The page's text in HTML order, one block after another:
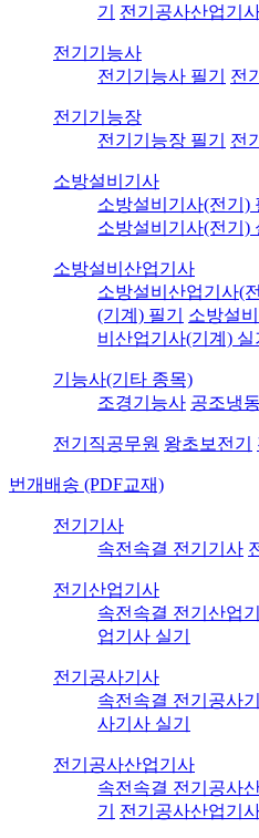
기
전기공사산업기사
전기기능사
전기기능사 필기
전
전기기능장
전기기능장 필기
전
소방설비기사
소방설비기사(전기)
소방설비기사(전기)
소방설비산업기사
소방설비산업기사(
(기계) 필기
소방설
비산업기사(기계) 실
기능사(기타 종목)
조경기능사 공조냉
전기직공무원 왕초보전기
번개배송 (PDF교재)
전기기사
속전속결 전기기사
전기산업기사
속전속결 전기산업
업기사 실기
전기공사기사
속전속결 전기공사
사기사 실기
전기공사산업기사
속전속결 전기공사
기
전기공사산업기사